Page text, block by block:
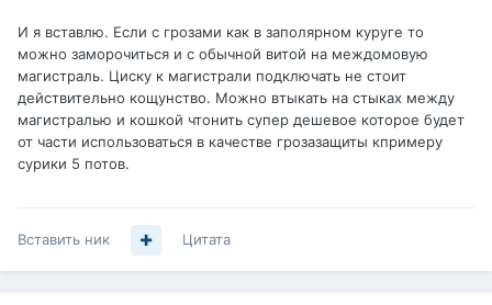
И я вставлю. Если с грозами как в заполярном куруге то
можно заморочиться и с обычной витой на междомовую
магистраль. Циску к магистрали подключать не стоит
действительно кощунство. Можно втыкать на стыках между
магистралью и кошкой чтонить супер дешевое которое будет
от части использоваться в качестве грозазащиты кпримеру
сурики 5 потов.
Вставить ник Цитата